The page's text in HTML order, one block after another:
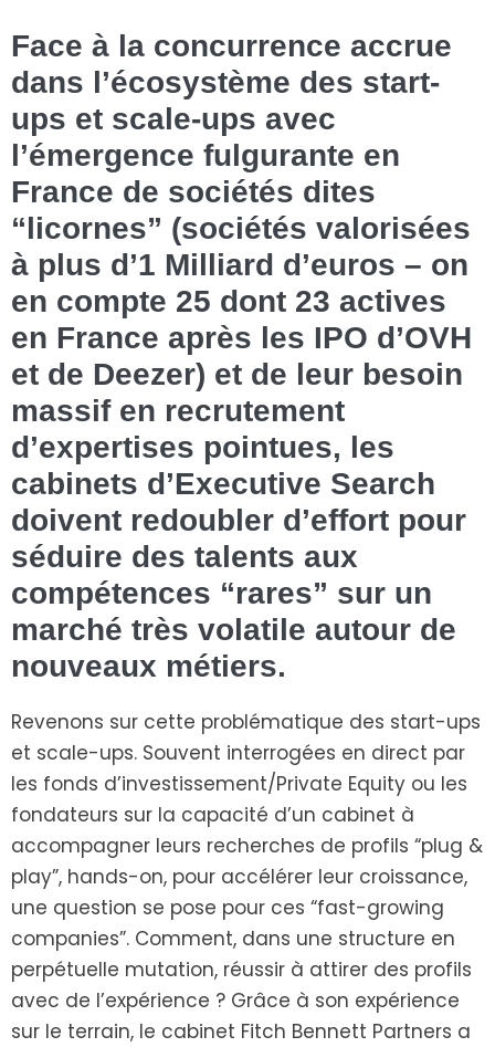
Face à la concurrence accrue
dans l’écosystème des start-
ups et scale-ups avec
l’émergence fulgurante en
France de sociétés dites
“licornes” (sociétés valorisées
à plus d’1 Milliard d’euros – on
en compte 25 dont 23 actives
en France après les IPO d’OVH
et de Deezer) et de leur besoin
massif en recrutement
d’expertises pointues, les
cabinets d’Executive Search
doivent redoubler d’effort pour
séduire des talents aux
compétences “rares” sur un
marché très volatile autour de
nouveaux métiers.
Revenons sur cette problématique des start-ups
et scale-ups. Souvent interrogées en direct par
les fonds d’investissement/Private Equity ou les
fondateurs sur la capacité d’un cabinet à
accompagner leurs recherches de profils “plug &
play”, hands-on, pour accélérer leur croissance,
une question se pose pour ces “fast-growing
companies”. Comment, dans une structure en
perpétuelle mutation, réussir à attirer des profils
avec de l’expérience ? Grâce à son expérience
sur le terrain, le cabinet Fitch Bennett Partners a